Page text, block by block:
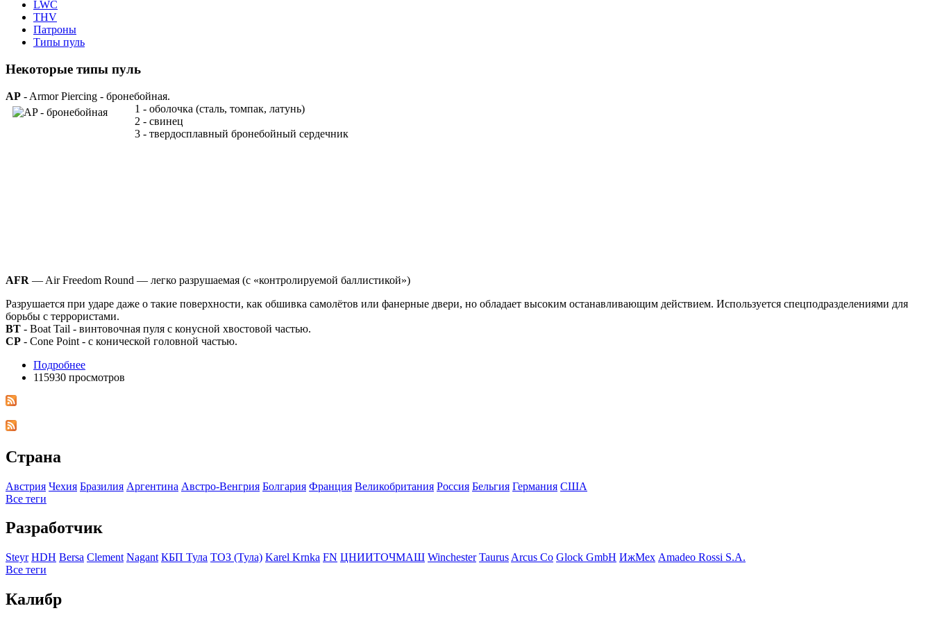
LWC
THV
Патроны
Типы пуль
Некоторые типы пуль
AP - Armor Piercing - бронебойная.
1 - оболочка (сталь, томпак, латунь)
2 - свинец
3 - твердосплавный бронебойный сердечник
AFR — Air Freedom Round — легко разрушаемая (с «контролируемой баллистикой»)
Разрушается при ударе даже о такие поверхности, как обшивка самолётов или фанерные двери, но обладает высоким останавливающим действием. Используется спецподразделениями для
борьбы с террористами.
BT - Boat Tail - винтовочная пуля с конусной хвостовой частью.
CP - Cone Point - с конической головной частью.
Подробнее
115930 просмотров
Страна
Австрия Чехия Бразилия Аргентина Австро-Венгрия Болгария Франция Великобритания Росcия Бельгия Германия США
Все теги
Разработчик
Steyr HDH Bersa Clement Nagant КБП Тула ТОЗ (Тула) Karel Krnka FN ЦНИИТОЧМАШ Winchester Taurus Arcus Co Glock GmbH ИжМех Amadeo Rossi S.A.
Все теги
Калибр